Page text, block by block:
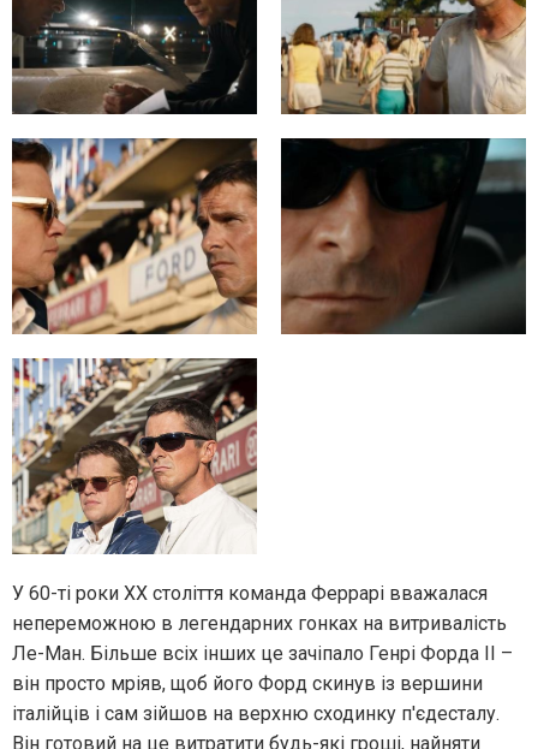
У 60-ті роки ХХ століття команда Феррарі вважалася
непереможною в легендарних гонках на витривалість
Ле-Ман. Більше всіх інших це зачіпало Генрі Форда II –
він просто мріяв, щоб його Форд скинув із вершини
італійців і сам зійшов на верхню сходинку п'єдесталу.
Він готовий на це витратити будь-які гроші, найняти